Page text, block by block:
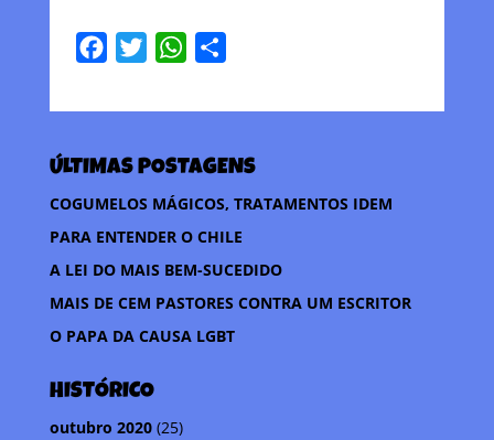
c
b
o
o
k
i
t
e
r
W
a
s
A
p
p
m
a
r
t
i
l
h
ÚLTIMAS POSTAGENS
COGUMELOS MÁGICOS, TRATAMENTOS IDEM
PARA ENTENDER O CHILE
A LEI DO MAIS BEM-SUCEDIDO
MAIS DE CEM PASTORES CONTRA UM ESCRITOR
O PAPA DA CAUSA LGBT
HISTÓRICO
outubro 2020(25)